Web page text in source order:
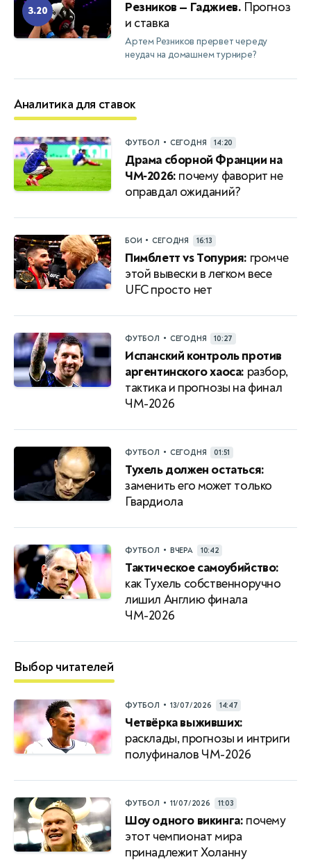
3.20 Резников — Гаджиев. Прогноз
и ставка
Артем Резников прервет череду
неудач на домашнем турнире?
Аналитика для ставок
ФУТБОЛ • СЕГОДНЯ 14:20
Драма сборной Франции на
ЧМ‑2026: почему фаворит не
оправдал ожиданий?
БОИ • СЕГОДНЯ 16:13
Пимблетт vs Топурия: громче
этой вывески в легком весе
UFC просто нет
ФУТБОЛ • СЕГОДНЯ 10:27
Испанский контроль против
аргентинского хаоса: разбор,
тактика и прогнозы на финал
ЧМ-2026
ФУТБОЛ • СЕГОДНЯ 01:51
Тухель должен остаться:
заменить его может только
Гвардиола
ФУТБОЛ • ВЧЕРА 10:42
Тактическое самоубийство:
как Тухель собственноручно
лишил Англию финала
ЧМ-2026
Выбор читателей
ФУТБОЛ • 13/07/2026 14:47
Четвёрка выживших:
расклады, прогнозы и интриги
полуфиналов ЧМ-2026
ФУТБОЛ • 11/07/2026 11:03
Шоу одного викинга: почему
этот чемпионат мира
принадлежит Холанну